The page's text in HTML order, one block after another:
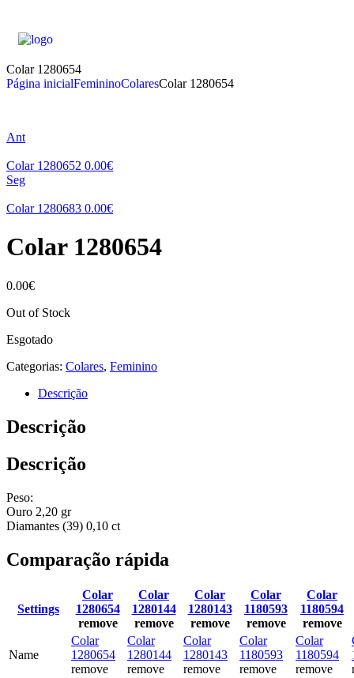
Colar 1280654
Página inicialFemininoColaresColar 1280654
Ant
Colar 1280652 0.00€
Seg
Colar 1280683 0.00€
Colar 1280654
0.00€
Out of Stock
Esgotado
Categorias: Colares, Feminino
Descrição
Descrição
Descrição
Peso:
Ouro 2,20 gr
Diamantes (39) 0,10 ct
Comparação rápida
Settings
Colar
1280654
remove
Colar
1280144
remove
Colar
1280143
remove
Colar
1180593
remove
Colar
1180594
remove
Name
Colar
1280654
remove
Colar
1280144
remove
Colar
1280143
remove
Colar
1180593
remove
Colar
1180594
remove